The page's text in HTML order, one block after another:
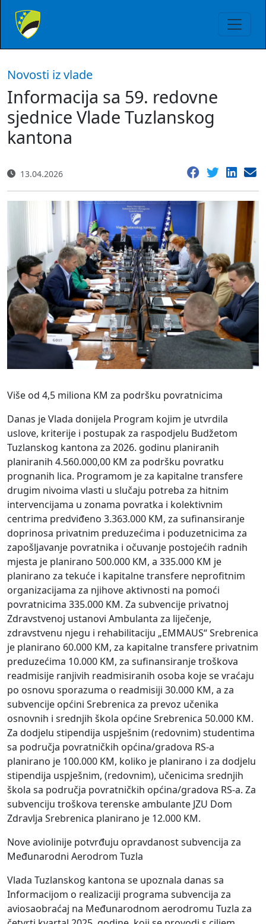
Novosti iz vlade
Informacija sa 59. redovne
sjednice Vlade Tuzlanskog
kantona
13.04.2026
Više od 4,5 miliona KM za podršku povratnicima
Danas je Vlada donijela Program kojim je utvrdila
uslove, kriterije i postupak za raspodjelu Budžetom
Tuzlanskog kantona za 2026. godinu planiranih
planiranih 4.560.000,00 KM za podršku povratku
prognanih lica. Programom je za kapitalne transfere
drugim nivoima vlasti u slučaju potreba za hitnim
intervencijama u zonama povratka i kolektivnim
centrima predviđeno 3.363.000 KM, za sufinansiranje
doprinosa privatnim preduzećima i poduzetnicima za
zapošljavanje povratnika i očuvanje postojećih radnih
mjesta je planirano 500.000 KM, a 335.000 KM je
planirano za tekuće i kapitalne transfere neprofitnim
organizacijama za njihove aktivnosti na pomoći
povratnicima 335.000 KM. Za subvencije privatnoj
Zdravstvenoj ustanovi Ambulanta za liječenje,
zdravstvenu njegu i rehabilitaciju „EMMAUS“ Srebrenica
je planirano 60.000 KM, za kapitalne transfere privatnim
preduzećima 10.000 KM, za sufinansiranje troškova
readmisije ranjivih readmisiranih osoba koje se vraćaju
po osnovu sporazuma o readmisiji 30.000 KM, a za
subvencije općini Srebrenica za prevoz učenika
osnovnih i srednjih škola općine Srebrenica 50.000 KM.
Za dodjelu stipendija uspješnim (redovnim) studentima
sa područja povratničkih općina/gradova RS-a
planirano je 100.000 KM, koliko je planirano i za dodjelu
stipendija uspješnim, (redovnim), učenicima srednjih
škola sa područja povratničkih općina/gradova RS-a. Za
subvenciju troškova terenske ambulante JZU Dom
Zdravlja Srebrenica planirano je 12.000 KM.
Nove aviolinije potvrđuju opravdanost subvencija za
Međunarodni Aerodrom Tuzla
Vlada Tuzlanskog kantona se upoznala danas sa
Informacijom o realizaciji programa subvencija za
aviosaobraćaj na Međunarodnom aerodromu Tuzla za